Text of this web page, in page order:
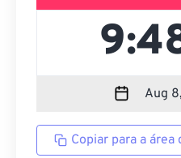
Copiar para a